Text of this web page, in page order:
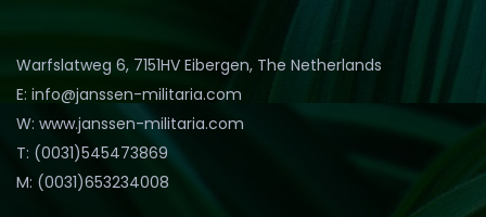
Warfslatweg 6, 7151HV Eibergen, The Netherlands
E: info@janssen-militaria.com
W: www.janssen-militaria.com
T: (0031)545473869
M: (0031)653234008